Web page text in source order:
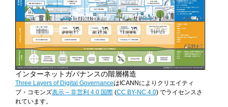
インターネットガバナンスの階層構造
Three Layers of Digital GovernanceはICANNによりクリエイティ
ブ・コモンズ表示 – 非営利 4.0 国際(CC BY-NC 4.0) でライセンスさ
れています。